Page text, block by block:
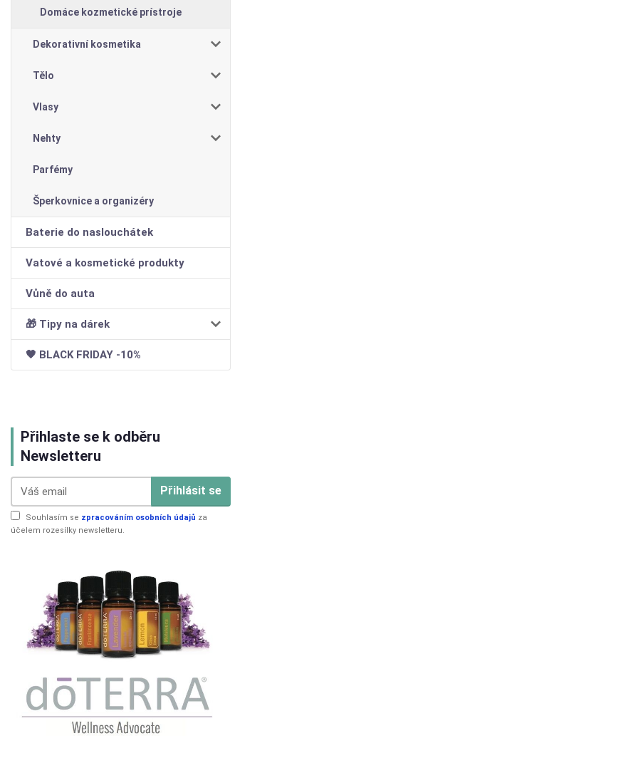
Domáce kozmetické prístroje
Dekorativní kosmetika
Tělo
Vlasy
Nehty
Parfémy
Šperkovnice a organizéry
Baterie do naslouchátek
Vatové a kosmetické produkty
Vůně do auta
🎁 Tipy na dárek
🖤 BLACK FRIDAY -10%
Přihlaste se k odběru
Newsletteru
Přihlásit se
Souhlasím se zpracováním osobních údajů za
účelem rozesílky newsletteru.